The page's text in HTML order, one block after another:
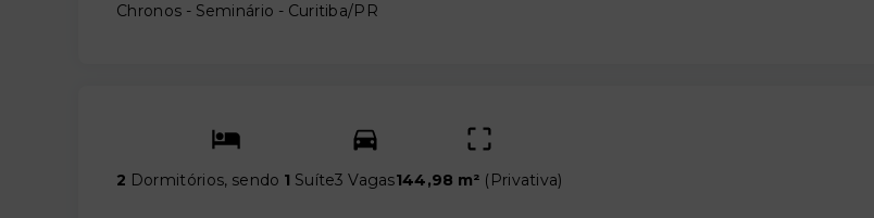
Chronos - Seminário - Curitiba/PR
2 Dormitórios, sendo 1 Suíte3 Vagas144,98 m² ( Privativa)